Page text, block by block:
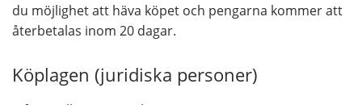
du möjlighet att häva köpet och pengarna kommer att
återbetalas inom 20 dagar.
Köplagen (juridiska personer)